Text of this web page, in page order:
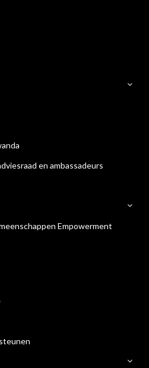
en ambassadeurs
Empowerment